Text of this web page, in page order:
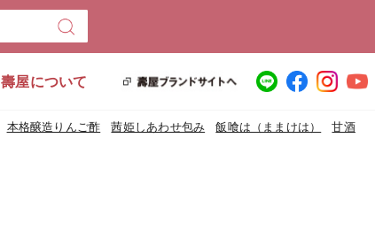
壽屋について
本格醸造りんご酢 茜姫しあわせ包み 飯喰は（ままけは） 甘酒